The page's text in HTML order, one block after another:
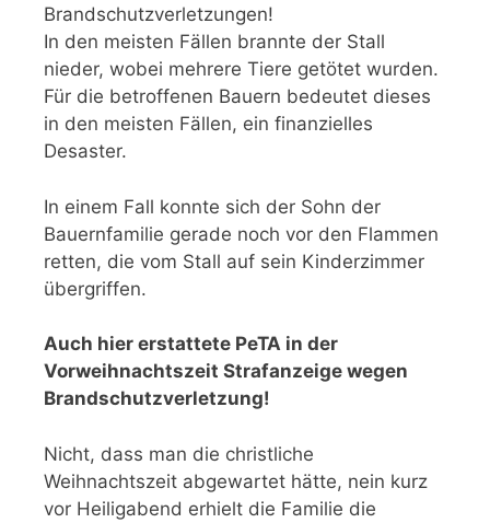
Brandschutzverletzungen!
In den meisten Fällen brannte der Stall
nieder, wobei mehrere Tiere getötet wurden.
Für die betroffenen Bauern bedeutet dieses
in den meisten Fällen, ein finanzielles
Desaster.
In einem Fall konnte sich der Sohn der
Bauernfamilie gerade noch vor den Flammen
retten, die vom Stall auf sein Kinderzimmer
übergriffen.
Auch hier erstattete PeTA in der
Vorweihnachtszeit Strafanzeige wegen
Brandschutzverletzung!
Nicht, dass man die christliche
Weihnachtszeit abgewartet hätte, nein kurz
vor Heiligabend erhielt die Familie die